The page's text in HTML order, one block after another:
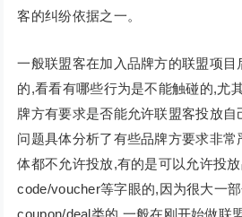
客的纠纷依据之一。
一般联盟客在加入品牌方的联盟项目
的,看看有哪些行为是不能触碰的,尤
牌方有要求是否能允许联盟客投放
问题具体分析了有些品牌方要求非
体都不允许投放,有的是可以允许投
code/voucher等字眼的,因为很大一